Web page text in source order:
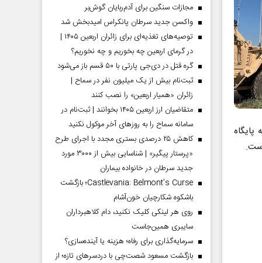
پایگاه
مجازات سنگین برای آدم‌ربایان گوش‌بر
واکسن جدید سرطان پانکراس امیدبخش شد
توصیه‌های تغذیه‌ای برای زائران اربعین ۱۴۰۵ |
در گرمای اربعین چه بخوریم و چه نخوریم؟
گره قتل در دی‌جی پارتی با ۵۰ قسم باز می‌شود
ثبت‌نام بیش از یک میلیون نفر در سماح |
زائران «همیار اربعین» را نصب کنند
متقاضیان ارز اربعین ۱۴۰۵ بخوانند | ثبت‌نام در
سامانه سماح را به روز‌های آخر موکول نکنید
کاهش ۲۵ درصدی بستری مجدد با اجرای طرح
«پرستار پیگیر» | شناسایی بیش از ۳۰۰۰ مورد
جدید سرطان در خانواده بیماران
Castlevania: Belmont’s Curse؛ بازگشت
باشکوه شکارچیان خون‌آشام
روی هر لینکی کلیک نکنید، دام کلاهبرداران
سایبری همین‌جاست
سرمایه‌گذاری برای رفاه؛ هزینه یا آینده‌سازی؟
بازگشت مسعود شصت‌چی با دردسر‌های تازه؛ از